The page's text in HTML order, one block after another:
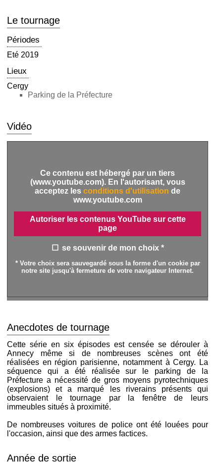
Le tournage
Périodes
Eté 2019
Lieux
Cergy
Parking de la Préfecture
Vidéo
Ce contenu est hébergé par un tiers
(www.youtube.com). En l'autorisant, vous
acceptez les conditions d'utilisation de
www.youtube.com
Autoriser les contenus YouTube sur cette
page
se souvenir de mon choix *
* Votre choix sera sauvegardé sous la forme d'un cookie par
notre site jusqu'à fermeture de votre navigateur Internet.
Anecdotes de tournage
Cette série en six épisodes est censée se dérouler à
Annecy même si de nombreuses scènes ont été
réalisées en région parisienne, notamment à Cergy. La
séquence qui a été réalisée sur le parking de la
Préfecture a nécessité de gros moyens pyrotechniques
(explosions) et a marqué les riverains présents qui
observaient le tournage par la fenêtre de leurs
immeubles situés à proximité.
De nombreuses voitures de police ont été louées pour
l'occasion, ainsi que des armes factices.
Année de sortie